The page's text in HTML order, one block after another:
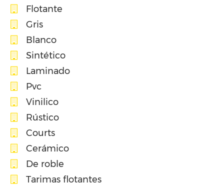
Flotante
Gris
Blanco
Sintético
Laminado
Pvc
Vinilico
Rústico
Courts
Cerámico
De roble
Tarimas flotantes